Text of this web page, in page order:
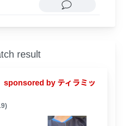
result
by ティラミッ